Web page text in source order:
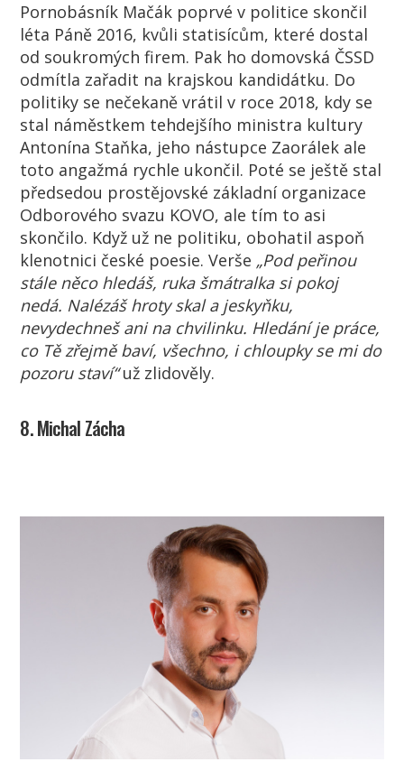
Pornobásník Mačák poprvé v politice skončil
léta Páně 2016, kvůli statisícům, které dostal
od soukromých firem. Pak ho domovská ČSSD
odmítla zařadit na krajskou kandidátku. Do
politiky se nečekaně vrátil v roce 2018, kdy se
stal náměstkem tehdejšího ministra kultury
Antonína Staňka, jeho nástupce Zaorálek ale
toto angažmá rychle ukončil. Poté se ještě stal
předsedou prostějovské základní organizace
Odborového svazu KOVO, ale tím to asi
skončilo. Když už ne politiku, obohatil aspoň
klenotnici české poesie. Verše „Pod peřinou
stále něco hledáš, ruka šmátralka si pokoj
nedá. Nalézáš hroty skal a jeskyňku,
nevydechneš ani na chvilinku. Hledání je práce,
co Tě zřejmě baví, všechno, i chloupky se mi do
pozoru staví“už zlidověly.
8. Michal Zácha